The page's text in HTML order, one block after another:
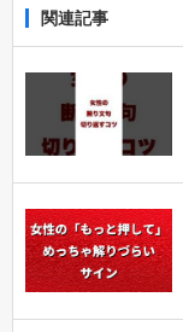
関連記事